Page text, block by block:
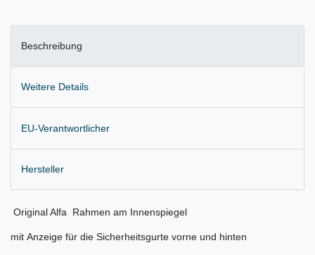
Beschreibung
Weitere Details
EU-Verantwortlicher
Hersteller
Original Alfa Rahmen am Innenspiegel
mit Anzeige für die Sicherheitsgurte vorne und hinten